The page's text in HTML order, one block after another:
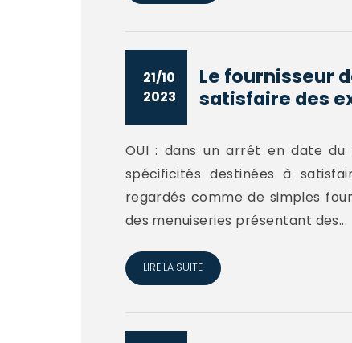
21/10
2023
Le fournisseur
satisfaire des
OUI : dans un arrêt en date du
spécificités destinées à
regardés comme de simples
des menuiseries présentant des...
LIRE LA SUITE